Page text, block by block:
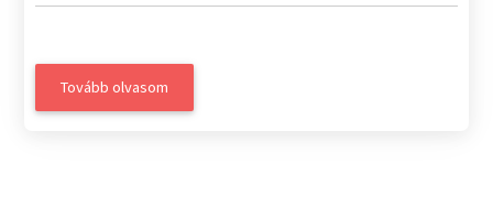
Tovább olvasom